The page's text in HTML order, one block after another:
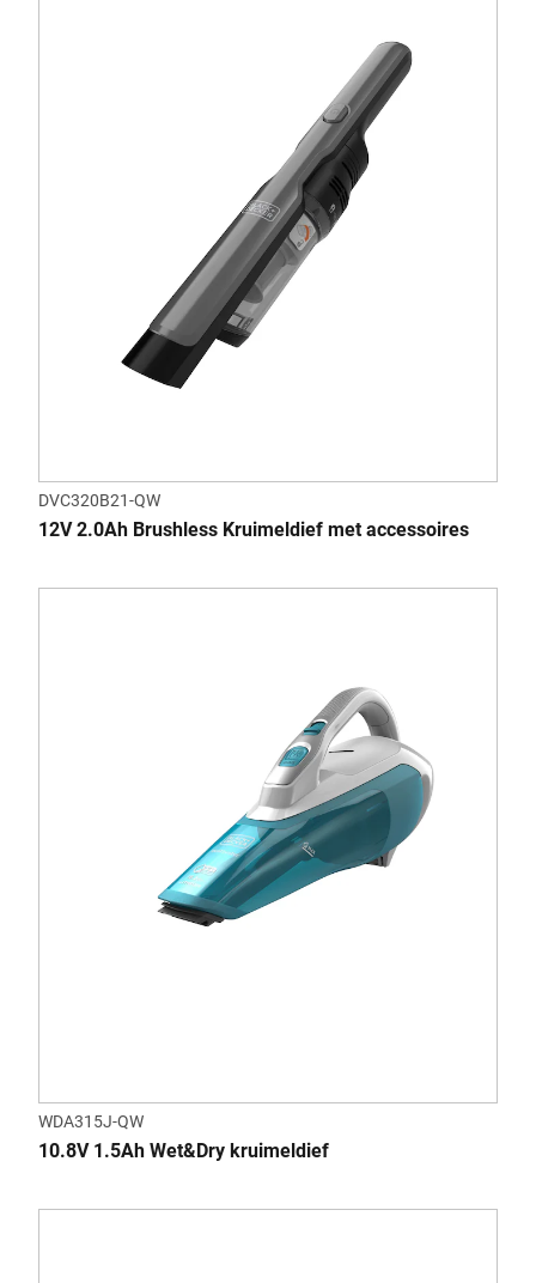
DVC320B21-QW
12V 2.0Ah Brushless Kruimeldief met accessoires
WDA315J-QW
10.8V 1.5Ah Wet&Dry kruimeldief